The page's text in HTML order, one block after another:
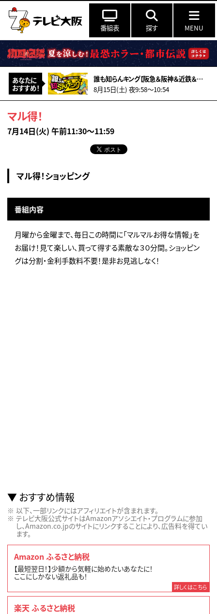
番組表 探す MENU
あなたに
おすすめ！
誰も知らんキング【阪急＆阪神＆近鉄＆南海＆メトロ…鉄道ミステリー2026夏】
8月15日(土) 夜9:58〜10:54
マル得！
7月14日(火) 午前11:30～11:59
マル得！ショッピング
番組内容
月曜から金曜まで、毎日この時間に「マルマルお得な情報」を
お届け！見て楽しい、買って得する素敵な３０分間。ショッピン
グは分割・金利手数料不要！是非お見逃しなく！
おすすめ情報
以下、一部リンクにはアフィリエイトが含まれます。
テレビ大阪公式サイトはAmazonアソシエイト・プログラムに参加
し、Amazon.co.jpのサイトにリンクすることにより、広告料を得てい
ます。
Amazon ふるさと納税
【最短翌日！】少額から気軽に始めたいあなたに！
ここにしかない返礼品も！
詳しくはこちら
楽天 ふるさと納税